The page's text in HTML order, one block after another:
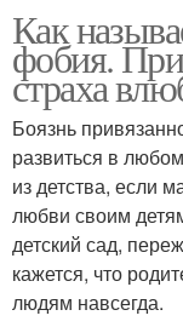
Как
фобия.
страха
Боязнь
развиться в
из детства, если
любви своим
детский сад,
кажется, что
людям навсегда.